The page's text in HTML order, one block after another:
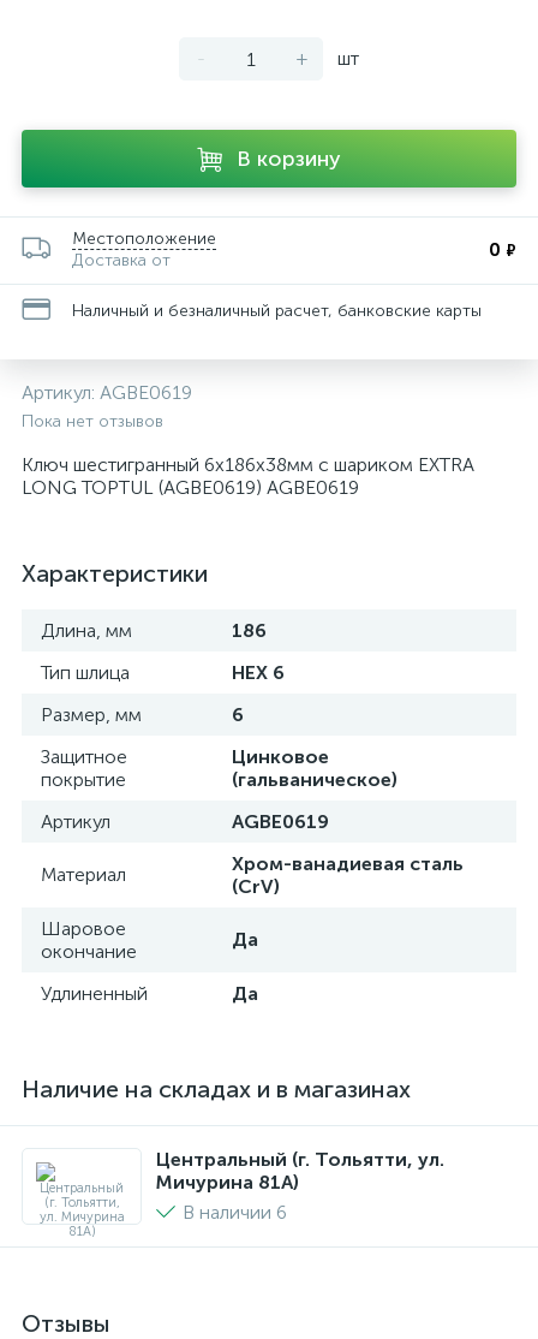
- + шт
В корзину
Местоположение
Доставка от
0 ₽
Наличный и безналичный расчет, банковские карты
Артикул: AGBE0619
Пока нет отзывов
Ключ шестигранный 6х186х38мм с шариком EXTRA
LONG TOPTUL (AGBE0619) AGBE0619
Характеристики
Длина, мм
186
Тип шлица
HEX 6
Размер, мм
6
Защитное
покрытие
Цинковое
(гальваническое)
Артикул
AGBE0619
Материал
Хром-ванадиевая сталь
(CrV)
Шаровое
окончание
Да
Удлиненный Да
Наличие на складах и в магазинах
Центральный (г. Тольятти, ул.
Мичурина 81А)
В наличии 6
Отзывы